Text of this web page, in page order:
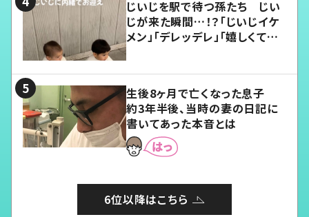
じいじを駅で待つ孫たち じい
じが来た瞬間…！？「じいじイケ
メン」「デレッデレ」「嬉しくて可
生後8ヶ月で亡くなった息子
約3年半後、当時の妻の日記に
書いてあった本音とは
6位以降はこちら